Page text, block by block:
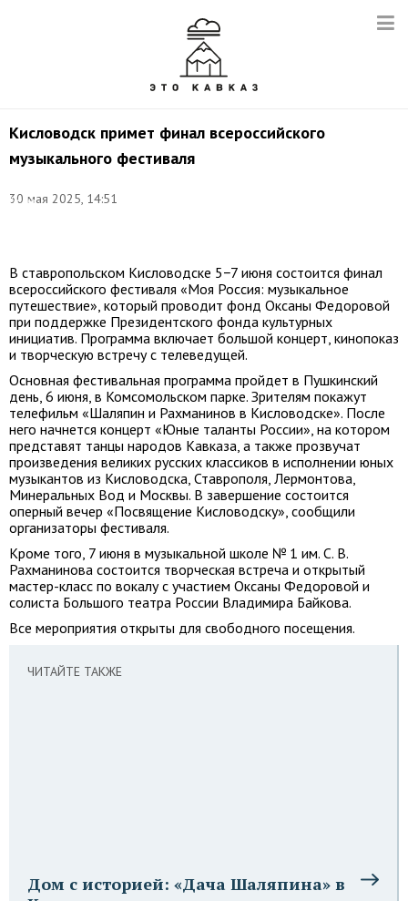
Кисловодск примет финал всероссийского
музыкального фестиваля
30 мая 2025, 14:51
Денис
В ставропольском Кисловодске 5−7 июня состоится финал
всероссийского фестиваля «Моя Россия: музыкальное
путешествие», который проводит фонд Оксаны Федоровой
при поддержке Президентского фонда культурных
инициатив. Программа включает большой концерт, кинопоказ
и творческую встречу с телеведущей.
Основная фестивальная программа пройдет в Пушкинский
день, 6 июня, в Комсомольском парке. Зрителям покажут
телефильм «Шаляпин и Рахманинов в Кисловодске». После
него начнется концерт «Юные таланты России», на котором
представят танцы народов Кавказа, а также прозвучат
произведения великих русских классиков в исполнении юных
музыкантов из Кисловодска, Ставрополя, Лермонтова,
Минеральных Вод и Москвы. В завершение состоится
оперный вечер «Посвящение Кисловодску», сообщили
организаторы фестиваля.
Кроме того, 7 июня в музыкальной школе № 1 им. С. В.
Рахманинова состоится творческая встреча и открытый
мастер-класс по вокалу с участием Оксаны Федоровой и
солиста Большого театра России Владимира Байкова.
Все мероприятия открыты для свободного посещения.
ЧИТАЙТЕ ТАКЖЕ
Дом с историей: «Дача Шаляпина» в